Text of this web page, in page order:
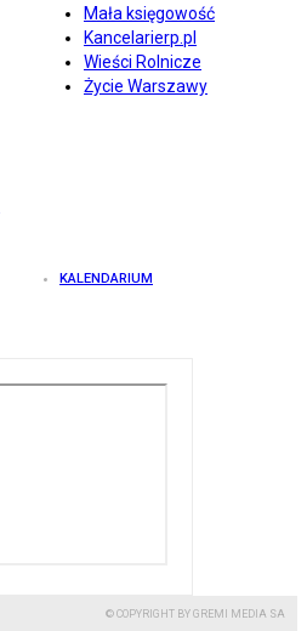
Mała księgowość
Kancelarierp.pl
Wieści Rolnicze
Życie Warszawy
KALENDARIUM
© COPYRIGHT BY GREMI MEDIA SA